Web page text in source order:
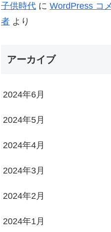
子供時代 に WordPress コ
者 より
アーカイブ
2024年6月
2024年5月
2024年4月
2024年3月
2024年2月
2024年1月